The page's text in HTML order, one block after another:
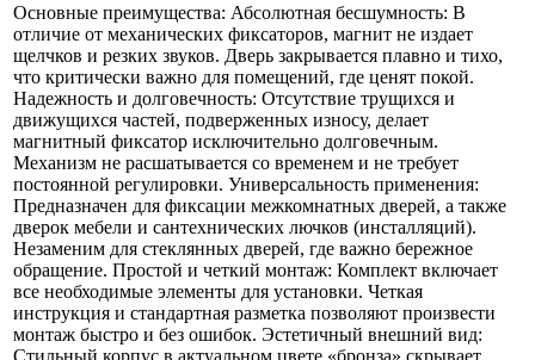
Основные преимущества: Абсолютная бесшумность: В
отличие от механических фиксаторов, магнит не издает
щелчков и резких звуков. Дверь закрывается плавно и тихо,
что критически важно для помещений, где ценят покой.
Надежность и долговечность: Отсутствие трущихся и
движущихся частей, подверженных износу, делает
магнитный фиксатор исключительно долговечным.
Механизм не расшатывается со временем и не требует
постоянной регулировки. Универсальность применения:
Предназначен для фиксации межкомнатных дверей, а также
дверок мебели и сантехнических лючков (инсталляций).
Незаменим для стеклянных дверей, где важно бережное
обращение. Простой и четкий монтаж: Комплект включает
все необходимые элементы для установки. Четкая
инструкция и стандартная разметка позволяют произвести
монтаж быстро и без ошибок. Эстетичный внешний вид:
Стильный корпус в актуальном цвете «бронза» скрывает